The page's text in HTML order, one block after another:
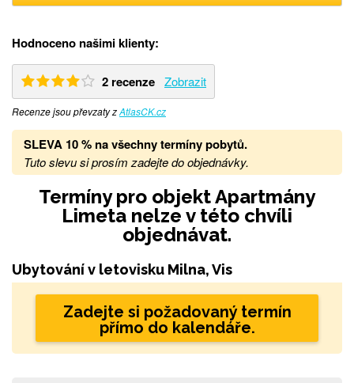
Hodnoceno našimi klienty:
2 recenze Zobrazit
Recenze jsou převzaty zAtlasCK.cz
SLEVA 10 % na všechny termíny pobytů.
Tuto slevu si prosím zadejte do objednávky.
Termíny pro objekt Apartmány
Limeta nelze v této chvíli
objednávat.
Ubytování v letovisku Milna, Vis
Zadejte si požadovaný termín
přímo do kalendáře.